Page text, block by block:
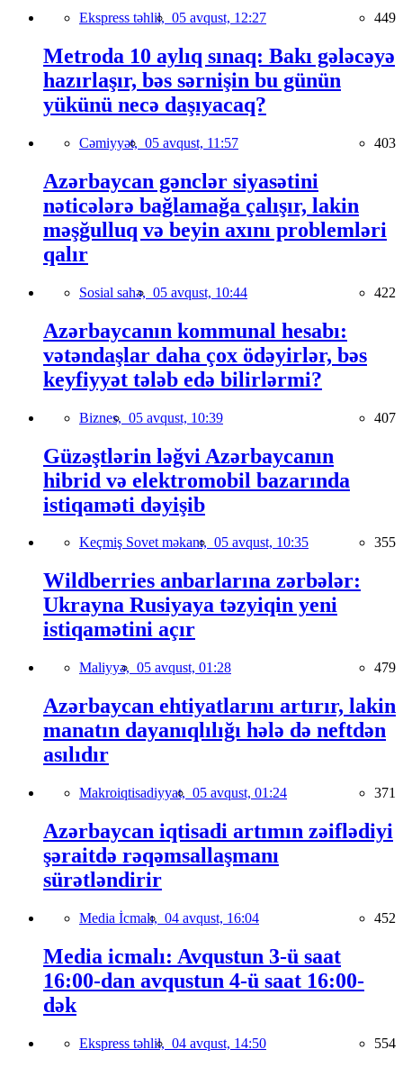
Ekspress təhlil, 05 avqust, 12:27 449
Metroda 10 aylıq sınaq: Bakı gələcəyə
hazırlaşır, bəs sərnişin bu günün
yükünü necə daşıyacaq?
Cəmiyyət, 05 avqust, 11:57 403
Azərbaycan gənclər siyasətini
nəticələrə bağlamağa çalışır, lakin
məşğulluq və beyin axını problemləri
qalır
Sosial sahə, 05 avqust, 10:44 422
Azərbaycanın kommunal hesabı:
vətəndaşlar daha çox ödəyirlər, bəs
keyfiyyət tələb edə bilirlərmi?
Biznes, 05 avqust, 10:39 407
Güzəştlərin ləğvi Azərbaycanın
hibrid və elektromobil bazarında
istiqaməti dəyişib
Keçmiş Sovet məkanı, 05 avqust, 10:35 355
Wildberries anbarlarına zərbələr:
Ukrayna Rusiyaya təzyiqin yeni
istiqamətini açır
Maliyyə, 05 avqust, 01:28 479
Azərbaycan ehtiyatlarını artırır, lakin
manatın dayanıqlılığı hələ də neftdən
asılıdır
Makroiqtisadiyyat, 05 avqust, 01:24 371
Azərbaycan iqtisadi artımın zəiflədiyi
şəraitdə rəqəmsallaşmanı
sürətləndirir
Media İcmalı, 04 avqust, 16:04 452
Media icmalı: Avqustun 3-ü saat
16:00-dan avqustun 4-ü saat 16:00-
dək
Ekspress təhlil, 04 avqust, 14:50 554